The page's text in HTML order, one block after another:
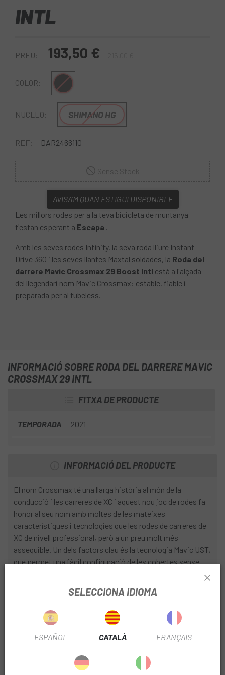
INTL
PREU: 193,50 €
COLOR: Multi
NUCLEO: SHIMANO HG
REF: DAR2466110
AVISA'M QUAN ESTIGUI DISPONIBLE
Les millors rodes per a la teva bicicleta de muntanya
t'estan esperant a Escapa .
Amb les seves rodes Infinity, la seva roda lliure Instant
Drive 360 i les seves llantes Maxtal soldades, la Roda del
darrere Mavic Crossmax 29 Boost Intl està a l'alçada
del llegendari nom Mavic Crossmax: estable, fiable i
preparada per al tubeless.
INFORMACIÓ SOBRE RODA DEL DARRERE MAVIC
CROSSMAX 29 INTL
FITXA DE PRODUCTE
TEMPORADA 2021
INFORMACIÓ DEL PRODUCTE
El nom Crossmax té una llarga història al món de la
conducció i les carreres de XC i aquest nou joc de rodes fa
honor al seu nom amb moltes de les mateixes
característiques i tecnologies que les rodes de carreres de
XC de nivell professional, però a un preu molt més
assequible. Un dels factors clau és la tecnologia Mavic UST,
que permet una fàcil configuració de les cobertes sense
càmera d'aire i li proporciona tots els beneficis associats,
incloent-hi una millor tracció i control, una qualitat de
conducció més suau i un menor risc de punxades . La llanta
està soldada per a més fiabilitat i presenta una amplada
interna de 25 mm amb un perfil sense ganxos.
El disseny de la boixa Infinity més lleuger optimitza la
rigidesa lateral i la tensió dels radis. La roda lliure Mavic
Instant Drive 360 amb un sistema de doble trinquet
SELECCIONA IDIOMA
ESPAÑOL CATALÀ FRANÇAIS